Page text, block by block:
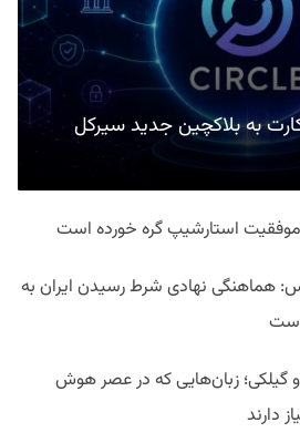
به بلاکچین جدید سیرکل
استارشیپ گره خورده است
هماهنگی نهادی شرط رسیدن ایران به
و گیلکی؛ زبان‌هایی که در عصر هوش
دارند